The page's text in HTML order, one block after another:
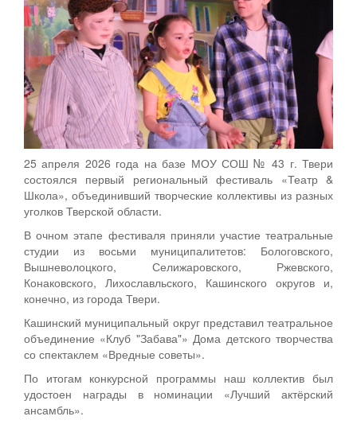
25 апреля 2026 года на базе МОУ СОШ № 43 г. Твери
состоялся первый региональный фестиваль «Театр &
Школа», объединивший творческие коллективы из разных
уголков Тверской области.
В очном этапе фестиваля приняли участие театральные
студии из восьми муниципалитетов: Бологовского,
Вышневолоцкого, Селижаровского, Ржевского,
Конаковского, Лихославльского, Кашинского округов и,
конечно, из города Твери.
Кашинский муниципальный округ представил театральное
объединение «Клуб "Забава"» Дома детского творчества
со спектаклем «Вредные советы».
По итогам конкурсной программы наш коллектив был
удостоен награды в номинации «Лучший актёрский
ансамбль».